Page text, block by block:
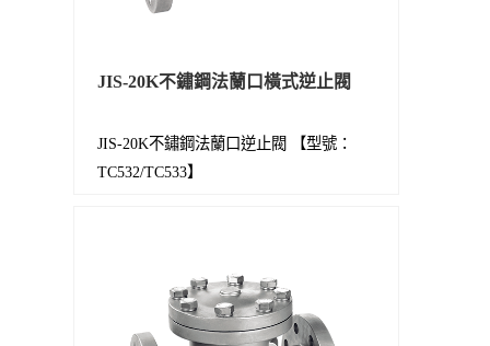
JIS-20K不鏽鋼法蘭口橫式逆止閥
JIS-20K不鏽鋼法蘭口逆止閥 【型號：
TC532/TC533】